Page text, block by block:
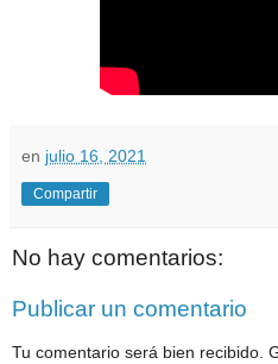
en julio 16, 2021
Compartir
No hay comentarios:
Publicar un comentario
Tu comentario será bien recibido.